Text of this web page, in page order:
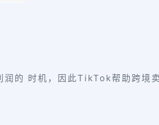
的 时机，因此TikTok帮助跨境